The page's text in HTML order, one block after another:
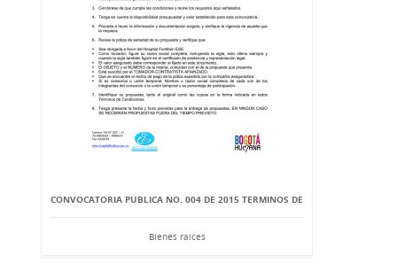
CONVOCATORIA PUBLICA NO. 004 DE 2015 TERMINOS DE
Bienes raíces